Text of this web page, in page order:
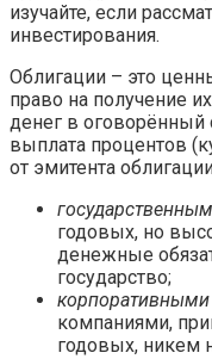
изучайте, если
инвестирования.
Облигации – это
право на получение
денег в оговорённый
выплата процентов
от эмитента
годовых, но
денежные
государство;
корпоративными
компаниями,
годовых, никем